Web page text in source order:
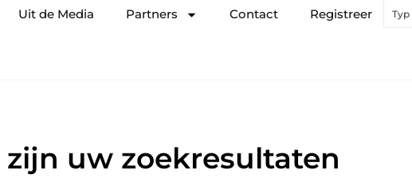
Uit de Media Partners Contact Registreer
zijn uw zoekresultaten